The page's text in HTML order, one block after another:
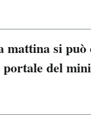
mattina si
del